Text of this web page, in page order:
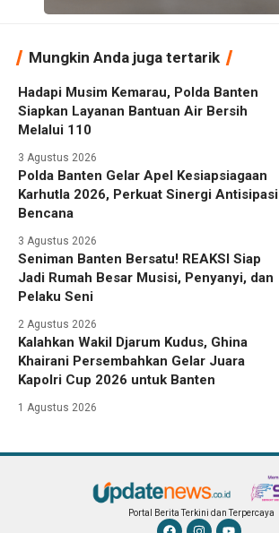
Mungkin Anda juga tertarik
Hadapi Musim Kemarau, Polda Banten
Siapkan Layanan Bantuan Air Bersih
Melalui 110
3 Agustus 2026
Polda Banten Gelar Apel Kesiapsiagaan
Karhutla 2026, Perkuat Sinergi Antisipasi
Bencana
3 Agustus 2026
Seniman Banten Bersatu! REAKSI Siap
Jadi Rumah Besar Musisi, Penyanyi, dan
Pelaku Seni
2 Agustus 2026
Kalahkan Wakil Djarum Kudus, Ghina
Khairani Persembahkan Gelar Juara
Kapolri Cup 2026 untuk Banten
1 Agustus 2026
Portal Berita Terkini dan Terpercaya